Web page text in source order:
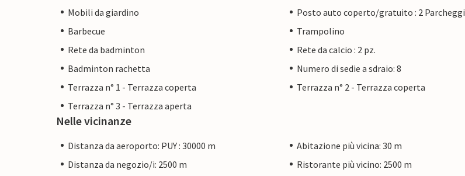
Mobili da giardino
Posto auto coperto/gratuito : 2 Parcheggi
Barbecue
Trampolino
Rete da badminton
Rete da calcio : 2 pz.
Badminton rachetta
Numero di sedie a sdraio: 8
Terrazza n° 1 - Terrazza coperta
Terrazza n° 2 - Terrazza coperta
Terrazza n° 3 - Terrazza aperta
Nelle vicinanze
Distanza da aeroporto: PUY : 30000 m
Abitazione più vicina: 30 m
Distanza da negozio/i: 2500 m
Ristorante più vicino: 2500 m